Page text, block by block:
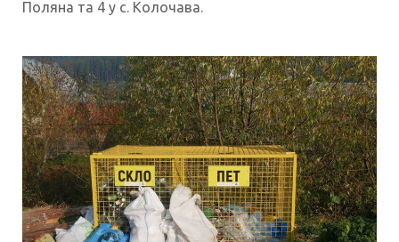
Поляна та 4 у с. Колочава.